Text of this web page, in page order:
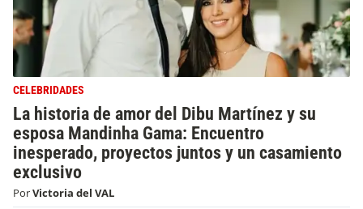
CELEBRIDADES
La historia de amor del Dibu Martínez y su
esposa Mandinha Gama: Encuentro
inesperado, proyectos juntos y un casamiento
exclusivo
PorVictoria del VAL